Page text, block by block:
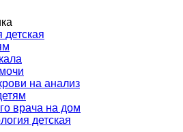
детская
на анализ
врача на дом
детская